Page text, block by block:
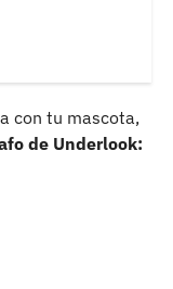
con tu mascota,
de Underlook: